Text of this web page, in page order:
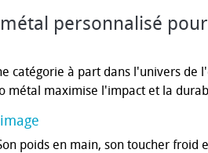
personnalisé
catégorie à part dans l'univers de
métal maximise l'impact et la
poids en main, son toucher froid